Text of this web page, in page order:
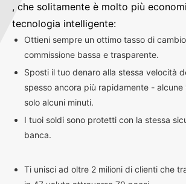
, che solitamente è molto più
tecnologia intelligente:
Ottieni sempre un ottimo tasso di
commissione bassa e trasparente.
Sposti il tuo denaro alla stessa velocità
spesso ancora più rapidamente -
solo alcuni minuti.
I tuoi soldi sono protetti con la stessa
banca.
Ti unisci ad oltre 2 milioni di clienti che